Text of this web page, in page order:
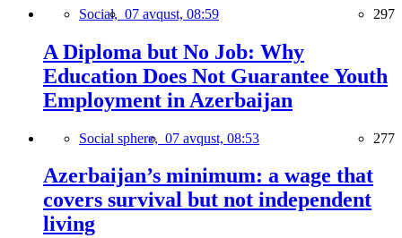
Social, 07 avqust, 08:59 297
A Diploma but No Job: Why
Education Does Not Guarantee Youth
Employment in Azerbaijan
Social sphere, 07 avqust, 08:53 277
Azerbaijan’s minimum: a wage that
covers survival but not independent
living